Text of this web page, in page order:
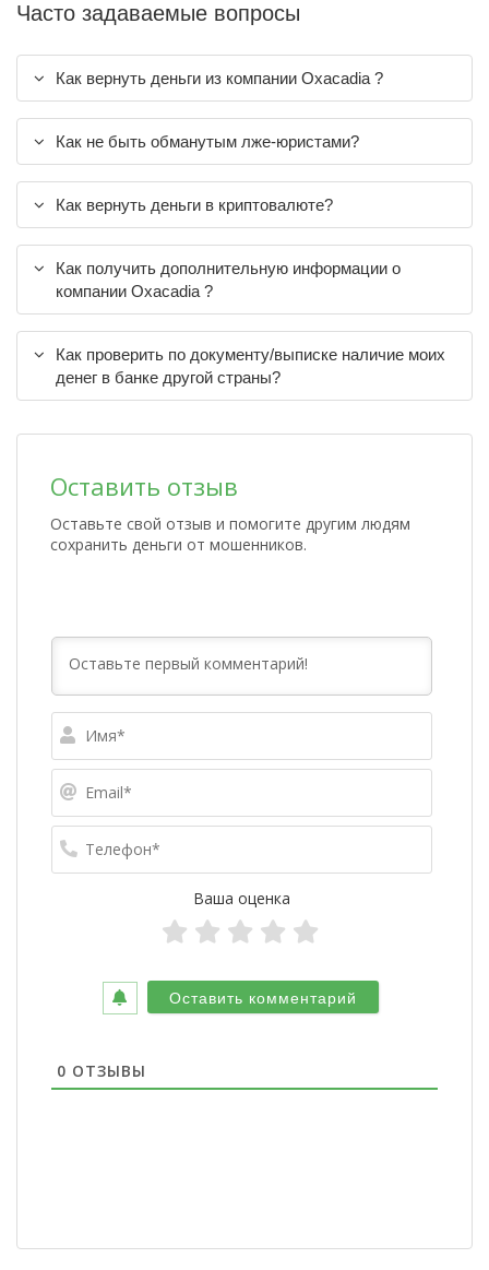
Часто задаваемые вопросы
Как вернуть деньги из компании Oxacadia ?
Как не быть обманутым лже-юристами?
Как вернуть деньги в криптовалюте?
Как получить дополнительную информации о
компании Oxacadia ?
Как проверить по документу/выписке наличие моих
денег в банке другой страны?
Оставить отзыв
Оставьте свой отзыв и помогите другим людям
сохранить деньги от мошенников.
Ваша оценка
0 ОТЗЫВЫ